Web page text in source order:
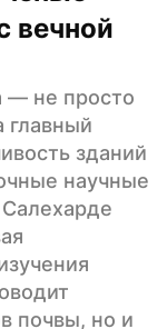
вечной
— не просто
главный
зданий
научные
почвы, но и